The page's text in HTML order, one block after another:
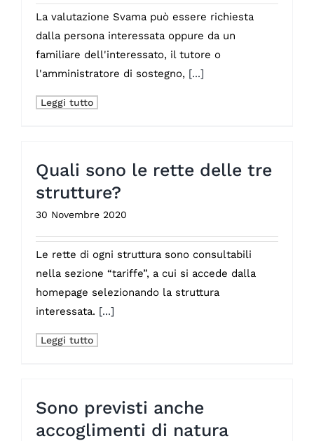
La valutazione Svama può essere richiesta
dalla persona interessata oppure da un
familiare dell'interessato, il tutore o
l'amministratore di sostegno, [...]
Leggi tutto
Quali sono le rette delle tre
strutture?
30 Novembre 2020
Le rette di ogni struttura sono consultabili
nella sezione “tariffe”, a cui si accede dalla
homepage selezionando la struttura
interessata. [...]
Leggi tutto
Sono previsti anche
accoglimenti di natura